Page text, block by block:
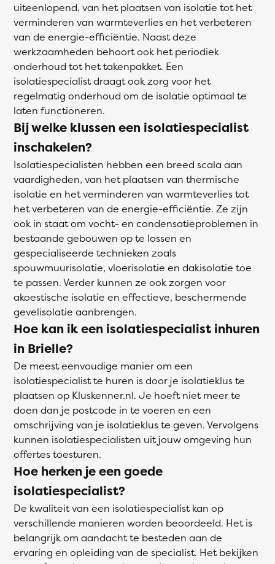
uiteenlopend, van het plaatsen van isolatie tot het
verminderen van warmteverlies en het verbeteren
van de energie-efficiëntie. Naast deze
werkzaamheden behoort ook het periodiek
onderhoud tot het takenpakket. Een
isolatiespecialist draagt ook zorg voor het
regelmatig onderhoud om de isolatie optimaal te
laten functioneren.
Bij welke klussen een isolatiespecialist
inschakelen?
Isolatiespecialisten hebben een breed scala aan
vaardigheden, van het plaatsen van thermische
isolatie en het verminderen van warmteverlies tot
het verbeteren van de energie-efficiëntie. Ze zijn
ook in staat om vocht- en condensatieproblemen in
bestaande gebouwen op te lossen en
gespecialiseerde technieken zoals
spouwmuurisolatie, vloerisolatie en dakisolatie toe
te passen. Verder kunnen ze ook zorgen voor
akoestische isolatie en effectieve, beschermende
gevelisolatie aanbrengen.
Hoe kan ik een isolatiespecialist inhuren
in Brielle?
De meest eenvoudige manier om een
isolatiespecialist te huren is door je isolatieklus te
plaatsen op Kluskenner.nl. Je hoeft niet meer te
doen dan je postcode in te voeren en een
omschrijving van je isolatieklus te geven. Vervolgens
kunnen isolatiespecialisten uit jouw omgeving hun
offertes toesturen.
Hoe herken je een goede
isolatiespecialist?
De kwaliteit van een isolatiespecialist kan op
verschillende manieren worden beoordeeld. Het is
belangrijk om aandacht te besteden aan de
ervaring en opleiding van de specialist. Het bekijken